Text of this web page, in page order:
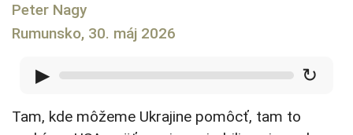
Peter Nagy
Rumunsko, 30. máj 2026
▶ ↻
Tam, kde môžeme Ukrajine pomôcť, tam to